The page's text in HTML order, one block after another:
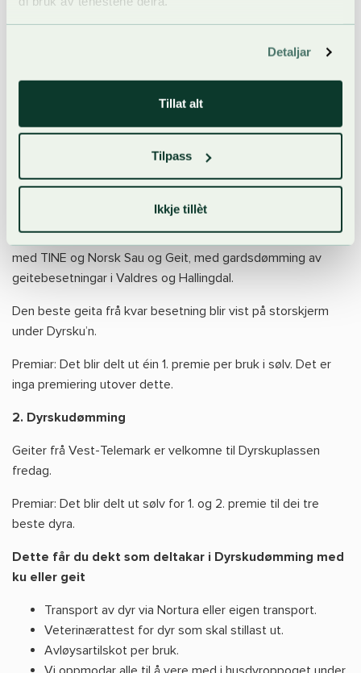
Detaljar
Tillat alt
Tilpass
Ikkje tillèt
Vel kategorien Dyrskudømming
Du kan melde på inntil fem dyr, og dei tre beste vil bli
1. Gardsdømming / vandreutstilling
Dyrsku’n gjennomfører i 2026 eit prøveprosjekt i samarbeid
med TINE og Norsk Sau og Geit, med gardsdømming av
geitebesetningar i Valdres og Hallingdal.
Den beste geita frå kvar besetning blir vist på storskjerm
under Dyrsku’n.
Premiar: Det blir delt ut éin 1. premie per bruk i sølv. Det er
inga premiering utover dette.
2. Dyrskudømming
Geiter frå Vest-Telemark er velkomne til Dyrskuplassen
fredag.
Premiar: Det blir delt ut sølv for 1. og 2. premie til dei tre
beste dyra.
Dette får du dekt som deltakar i Dyrskudømming med
ku eller geit
Transport av dyr via Nortura eller eigen transport.
Veterinærattest for dyr som skal stillast ut.
Avløysartilskot per bruk.